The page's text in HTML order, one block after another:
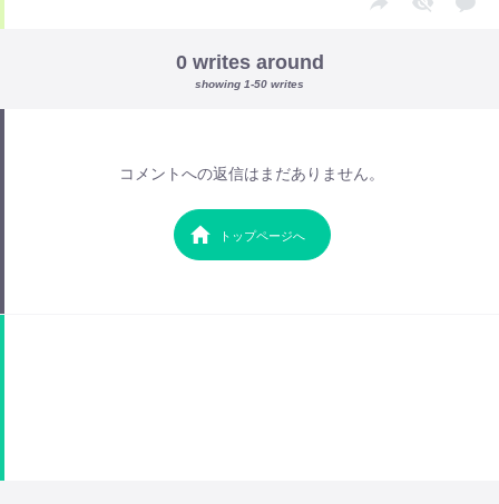
0 writes around
showing 1-50 writes
コメントへの返信はまだありません。
トップページへ